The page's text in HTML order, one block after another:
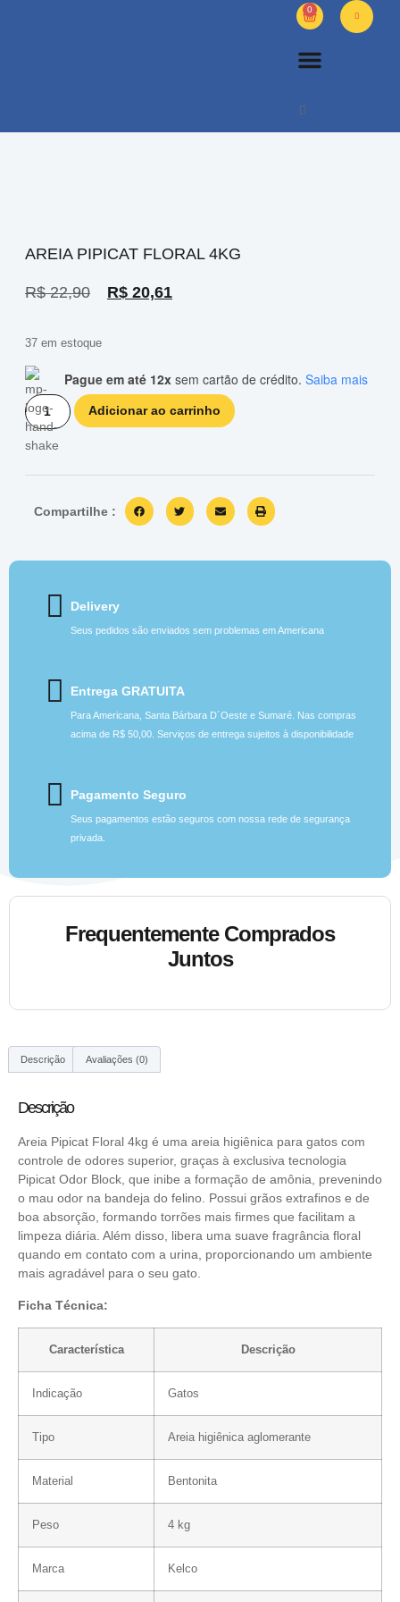
0
AREIA PIPICAT FLORAL 4KG
R$22,90 R$ 20,61
37 em estoque
Pague em até 12x sem cartão de crédito. Saiba mais
Adicionar ao carrinho
Compartilhe :
Delivery
Seus pedidos são enviados sem problemas em Americana
Entrega GRATUITA
Para Americana, Santa Bárbara D´Oeste e Sumaré. Nas compras
acima de R$ 50,00. Serviços de entrega sujeitos à disponibilidade
Pagamento Seguro
Seus pagamentos estão seguros com nossa rede de segurança
privada.
Frequentemente Comprados
Juntos
Descrição Avaliações (0)
Descrição
Areia Pipicat Floral 4kg é uma areia higiênica para gatos com
controle de odores superior, graças à exclusiva tecnologia
Pipicat Odor Block, que inibe a formação de amônia, prevenindo
o mau odor na bandeja do felino. Possui grãos extrafinos e de
boa absorção, formando torrões mais firmes que facilitam a
limpeza diária. Além disso, libera uma suave fragrância floral
quando em contato com a urina, proporcionando um ambiente
mais agradável para o seu gato.
Ficha Técnica:
Característica Descrição
Indicação Gatos
Tipo Areia higiênica aglomerante
Material Bentonita
Peso 4 kg
Marca Kelco